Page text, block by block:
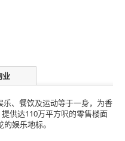
业
、餐饮及运动等于一身，为香
供达110万平方呎的零售楼面
娱乐地标。